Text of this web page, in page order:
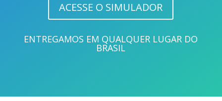
ACESSE O SIMULADOR
ENTREGAMOS EM QUALQUER LUGAR DO
BRASIL